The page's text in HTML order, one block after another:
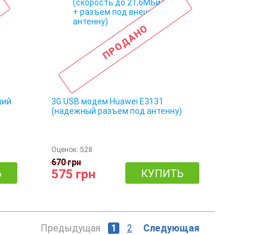
ПРОДАНО
3G USB модем Huawei E3131
(надежный разъем под антенну)
Оценок: 528
670 грн
575 грн КУПИТЬ
Предыдущая 1 2 Следующая